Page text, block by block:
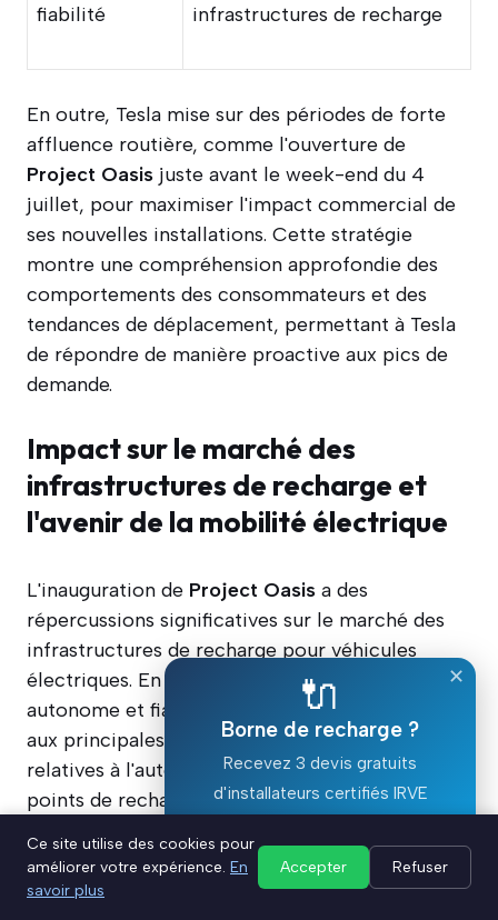
fiabilité
infrastructures de recharge
En outre, Tesla mise sur des périodes de forte
affluence routière, comme l'ouverture de
Project Oasis juste avant le week-end du 4
juillet, pour maximiser l'impact commercial de
ses nouvelles installations. Cette stratégie
montre une compréhension approfondie des
comportements des consommateurs et des
tendances de déplacement, permettant à Tesla
de répondre de manière proactive aux pics de
demande.
Impact sur le marché des
infrastructures de recharge et
l'avenir de la mobilité électrique
L'inauguration de Project Oasis a des
répercussions significatives sur le marché des
infrastructures de recharge pour véhicules
électriques. En offrant une solution de recharge
autonome et fiable, Tesla répond efficacement
aux principales préoccupations des conducteurs
relatives à l'autonomie et à la disponibilité des
points de recharge. Cette avancée pourrait
des véhicules électriques à grande échelle.
✕
🔌
Borne de recharge ?
Recevez 3 devis gratuits
d'installateurs certifiés IRVE
Devis gratuit ⚡
Ce site utilise des cookies pour
améliorer votre expérience. En
savoir plus
Accepter Refuser